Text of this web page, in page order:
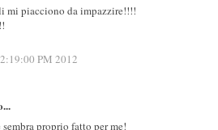
mi piacciono da impazzire!!!!
PM 2012
proprio fatto per me!